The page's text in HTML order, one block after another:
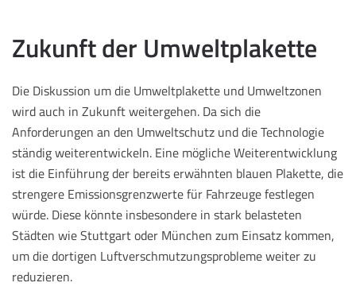
Zukunft der Umweltplakette
Die Diskussion um die Umweltplakette und Umweltzonen
wird auch in Zukunft weitergehen. Da sich die
Anforderungen an den Umweltschutz und die Technologie
ständig weiterentwickeln. Eine mögliche Weiterentwicklung
ist die Einführung der bereits erwähnten blauen Plakette, die
strengere Emissionsgrenzwerte für Fahrzeuge festlegen
würde. Diese könnte insbesondere in stark belasteten
Städten wie Stuttgart oder München zum Einsatz kommen,
um die dortigen Luftverschmutzungsprobleme weiter zu
reduzieren.